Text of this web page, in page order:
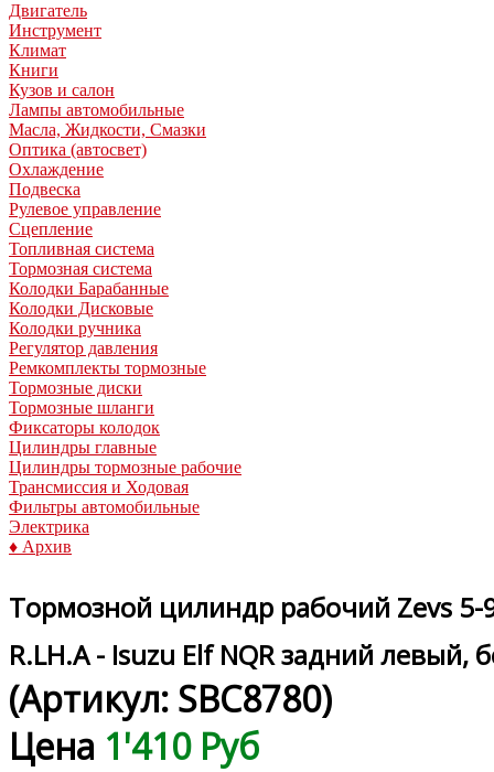
Двигатель
Инструмент
Климат
Книги
Кузов и салон
Лампы автомобильные
Масла, Жидкости, Смазки
Оптика (автосвет)
Охлаждение
Подвеска
Рулевое управление
Сцепление
Топливная система
Тормозная система
Колодки Барабанные
Колодки Дисковые
Колодки ручника
Регулятор давления
Ремкомплекты тормозные
Тормозные диски
Тормозные шланги
Фиксаторы колодок
Цилиндры главные
Цилиндры тормозные рабочие
Трансмиссия и Ходовая
Фильтры автомобильные
Электрика
♦ Архив
Тормозной цилиндр рабочий Zevs 5-
R.LH.A - Isuzu Elf NQR задний левый,
(Артикул: SBC8780)
Цена 1'410 Руб